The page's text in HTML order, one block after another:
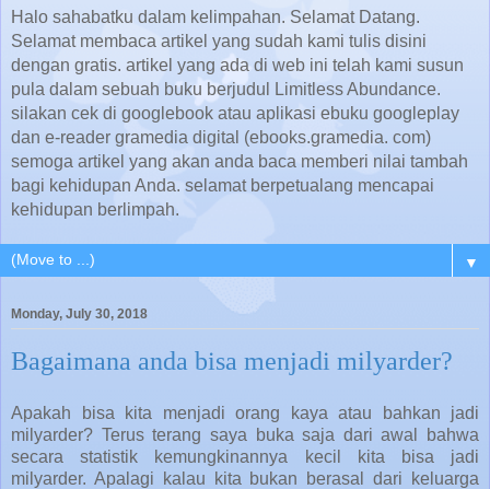
Halo sahabatku dalam kelimpahan. Selamat Datang.
Selamat membaca artikel yang sudah kami tulis disini
dengan gratis. artikel yang ada di web ini telah kami susun
pula dalam sebuah buku berjudul Limitless Abundance.
silakan cek di googlebook atau aplikasi ebuku googleplay
dan e-reader gramedia digital (ebooks.gramedia. com)
semoga artikel yang akan anda baca memberi nilai tambah
bagi kehidupan Anda. selamat berpetualang mencapai
kehidupan berlimpah.
▼
Monday, July 30, 2018
Bagaimana anda bisa menjadi milyarder?
Apakah bisa kita menjadi orang kaya atau bahkan jadi
milyarder? Terus terang saya buka saja dari awal bahwa
secara statistik kemungkinannya kecil kita bisa jadi
milyarder. Apalagi kalau kita bukan berasal dari keluarga